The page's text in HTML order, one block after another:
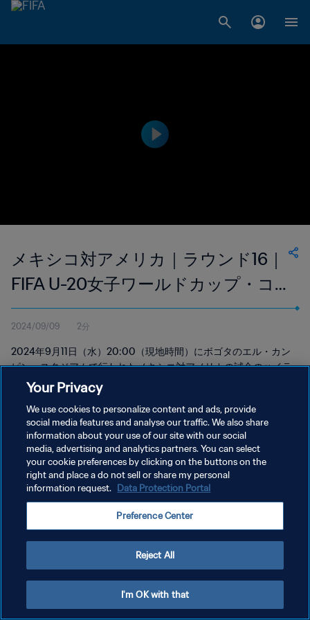
メキシコ対アメリカ｜ラウンド16｜
FIFA U-20女子ワールドカップ・コ
ロンビア2024｜ハイライト
2024/09/09 2分
2024年9月11日（水）20:00（現地時間）にボゴタのエル・カン
ピン・スタジアムで行われたメキシコ対アメリカの試合のハイラ
イトをご覧ください。
プライバシーポリシー
サービス利用規約
クッキー設定の管理
Copyright © 1994 - 2026 FIFA. All rights reserved.
Your Privacy
We use cookies to personalize content and ads, provide
social media features and analyse our traffic. We also share
information about your use of our site with our social
media, advertising and analytics partners. You can select
your cookie preferences by clicking on the buttons on the
right and place a do not sell or share my personal
information request. Data Protection Portal
Preference Center
Reject All
I'm OK with that